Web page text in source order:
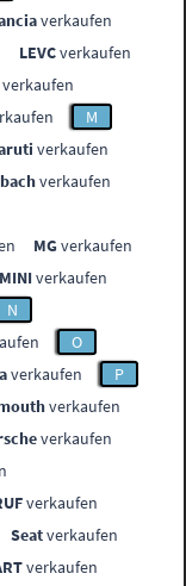
verkaufen
LEVCverkaufen
verkaufen
M
verkaufen
verkaufen
MGverkaufen
MINIverkaufen
N
O
verkaufen
P
verkaufen
verkaufen
verkaufen
Seatverkaufen
verkaufen